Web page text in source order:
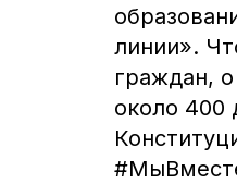
линии».
граждан,
около 400